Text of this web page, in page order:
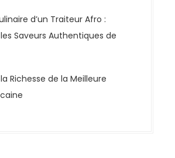
d’un Traiteur Afro :
Saveurs Authentiques de
Richesse de la Meilleure